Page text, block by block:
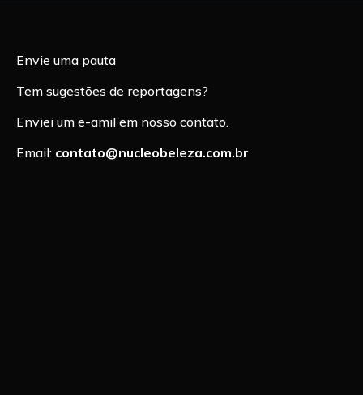
Envie uma pauta
Tem sugestões de reportagens?
Enviei um e-amil em nosso contato.
Email: contato@nucleobeleza.com.br